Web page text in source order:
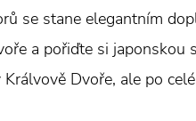
se stane elegantním
a pořiďte si
Dvoře, ale po